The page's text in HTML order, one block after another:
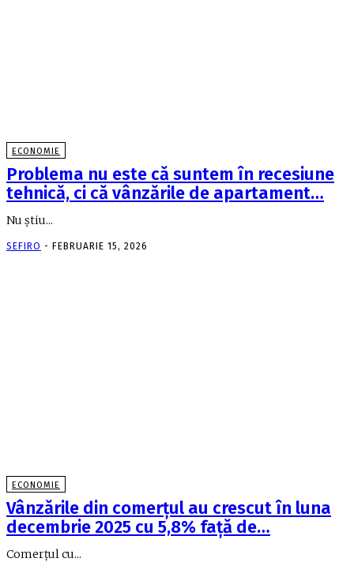
ECONOMIE
Problema nu este că suntem în recesiune
tehnică, ci că vânzările de apartament…
Nu ştiu...
SEFIRO - FEBRUARIE 15, 2026
ECONOMIE
Vânzările din comerţul au crescut în luna
decembrie 2025 cu 5,8% faţă de…
Comerţul cu...